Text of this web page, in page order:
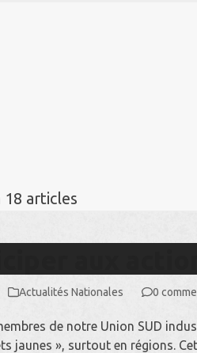
articles
Actualités Nationales 0
de notre Union SUD
jaunes », surtout en régions.